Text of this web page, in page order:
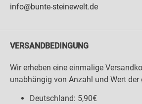
info@bunte-steinewelt.de
VERSANDBEDINGUNG
Wir erheben eine einmalige
unabhängig von Anzahl und Wert der
Deutschland: 5,90€